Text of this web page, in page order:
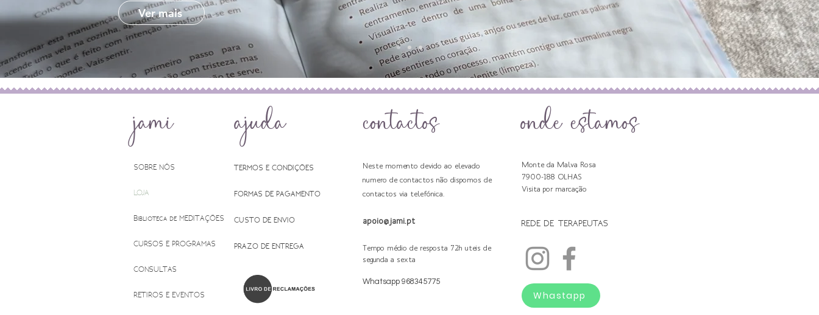
Ver mais
jami ajuda
TERMOS E CONDIÇÕES
FORMAS DE PAGAMENTO
CUSTO DE ENVIO
PRAZO DE ENTREGA
SOBRE NÓS
LOJA
Biblioteca de MEDITAÇÕES
CURSOS E PROGRAMAS
CONSULTAS
RETIROS E EVENTOS
contactos
Neste momento devido ao elevado
numero de contactos não dispomos de
contactos via telefónica.
apoio@jami.pt
Tempo médio de resposta 72h uteis de
segunda a sexta
Whatsapp 968345775
onde estamos
Monte da Malva Rosa
7900-188 OLHAS
Visita por marcação
REDE DE TERAPEUTAS
Whastapp